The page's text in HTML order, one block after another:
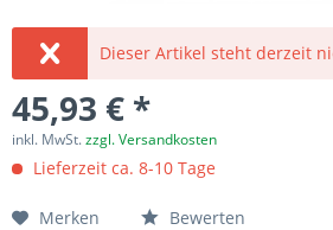
Dieser Artikel steht derzeit
45,93 € *
inkl. MwSt.zzgl. Versandkosten
Lieferzeit ca. 8-10 Tage
Merken Bewerten